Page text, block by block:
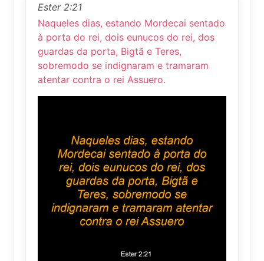
Ester 2:21
Naqueles dias, estando Mordecai sentado
à porta do rei, dois eunucos do rei, dos
guardas da porta, Bigtã e Teres,
sobremodo se indignaram e tramaram
atentar contra o rei Assuero.